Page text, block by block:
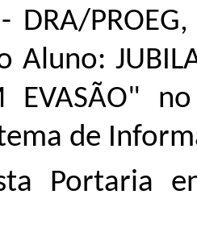
DRA/
Aluno:
EVASÃO"
de
Portaria